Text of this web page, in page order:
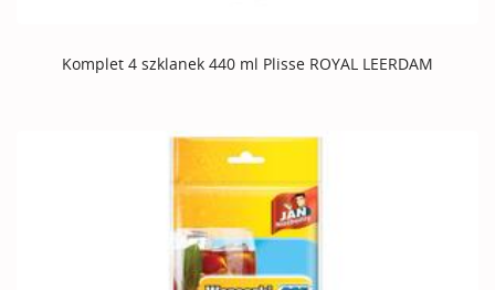
Komplet 4 szklanek 440 ml Plisse ROYAL LEERDAM